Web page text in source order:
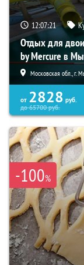
12:07:19
Отдых для
by Mercure в
Московская обл., г.
от 2828 руб.
до65700руб.
-100%